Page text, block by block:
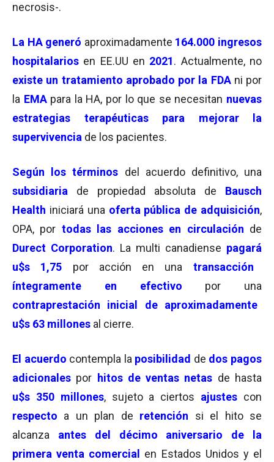
necrosis-.
La HA generó aproximadamente 164.000 ingresos
hospitalarios en EE.UU en 2021. Actualmente, no
existe un tratamiento aprobado por la FDAni por
la EMApara la HA, por lo que se necesitan nuevas
estrategias terapéuticas para mejorar la
supervivencia de los pacientes.
Según los términos del acuerdo definitivo, una
subsidiaria
de propiedad absoluta de Bausch
Health iniciará una oferta pública de adquisición,
OPA, por todas las acciones en circulación de
Durect Corporation. La multi canadiense pagará
u$s 1,75 por acción en una transacción
íntegramente en efectivo por una
contraprestación inicial de aproximadamente
u$s 63 millones al cierre.
El acuerdo contempla la posibilidad de dos pagos
adicionales por hitos de ventas netas de hasta
u$s 350 millones, sujeto a ciertos ajustes con
respecto a un plan de retención
si el hito se
alcanza antes del décimo aniversario de la
primera venta comercial
en Estados Unidos y el